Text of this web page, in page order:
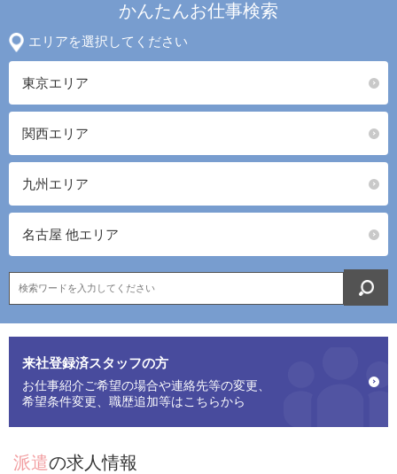
かんたんお仕事検索
エリアを選択してください
東京エリア
関西エリア
九州エリア
名古屋 他エリア
来社登録済スタッフの方
お仕事紹介ご希望の場合や連絡先等の変更、
希望条件変更、職歴追加等はこちらから
派遣の求人情報